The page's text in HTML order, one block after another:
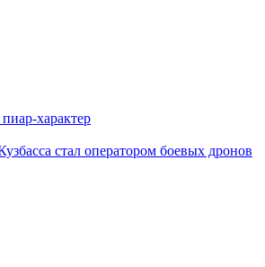
характер
стал оператором боевых дронов